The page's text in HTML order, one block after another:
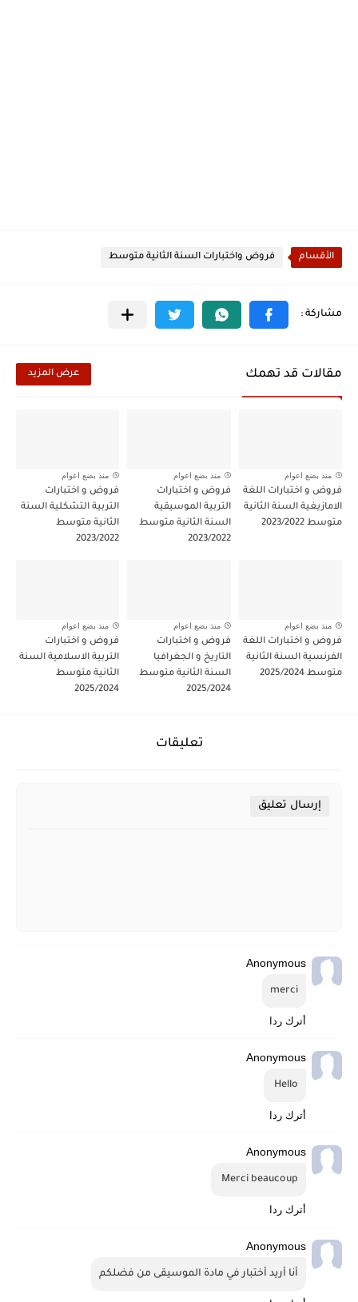
الأقسام فروض واختبارات السنة الثانية متوسط
مقالات قد تهمك عرض المزيد
منذ بضع اعوام
فروض و اختبارات اللغة
الامازيغية السنة الثانية
متوسط 2023/2022
منذ بضع اعوام
فروض و اختبارات
التربية الموسيقية
السنة الثانية متوسط
2023/2022
منذ بضع اعوام
فروض و اختبارات
التربية التشكلية السنة
الثانية متوسط
2023/2022
منذ بضع اعوام
فروض و اختبارات اللغة
الفرنسية السنة الثانية
متوسط 2025/2024
منذ بضع اعوام
فروض و اختبارات
التاريخ و الجغرافيا
السنة الثانية متوسط
2025/2024
منذ بضع اعوام
فروض و اختبارات
التربية الاسلامية السنة
الثانية متوسط
2025/2024
تعليقات
إرسال تعليق
Anonymous
merci
أترك ردا
Anonymous
Hello
أترك ردا
Anonymous
Merci beaucoup
أترك ردا
Anonymous
أنا أريد أختبار في مادة الموسيقى من فضلكم